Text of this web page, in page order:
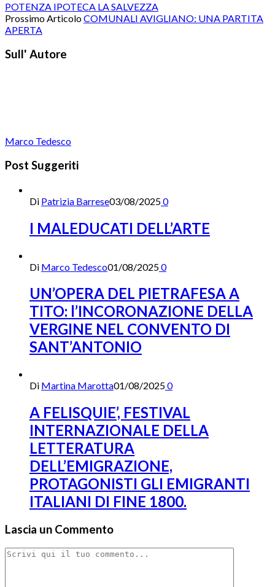
POTENZA IPOTECA LA SALVEZZA
Prossimo ArticoloCOMUNALI AVIGLIANO: UNA PARTITA
APERTA
Sull' Autore
Marco Tedesco
Post Suggeriti
Di Patrizia Barrese03/08/20250
I MALEDUCATI DELL’ARTE
Di Marco Tedesco01/08/20250
UN’OPERA DEL PIETRAFESA A
TITO: l’INCORONAZIONE DELLA
VERGINE NEL CONVENTO DI
SANT’ANTONIO
Di Martina Marotta01/08/20250
A FELISQUIE’, FESTIVAL
INTERNAZIONALE DELLA
LETTERATURA
DELL’EMIGRAZIONE,
PROTAGONISTI GLI EMIGRANTI
ITALIANI DI FINE 1800.
Lascia un Commento